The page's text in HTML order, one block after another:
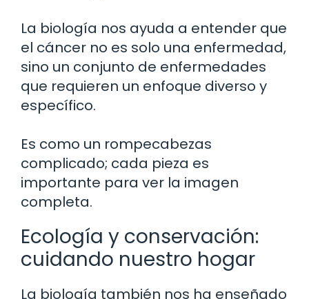
La biología nos ayuda a entender que
el cáncer no es solo una enfermedad,
sino un conjunto de enfermedades
que requieren un enfoque diverso y
específico.
Es como un rompecabezas
complicado; cada pieza es
importante para ver la imagen
completa.
Ecología y conservación:
cuidando nuestro hogar
La biología también nos ha enseñado